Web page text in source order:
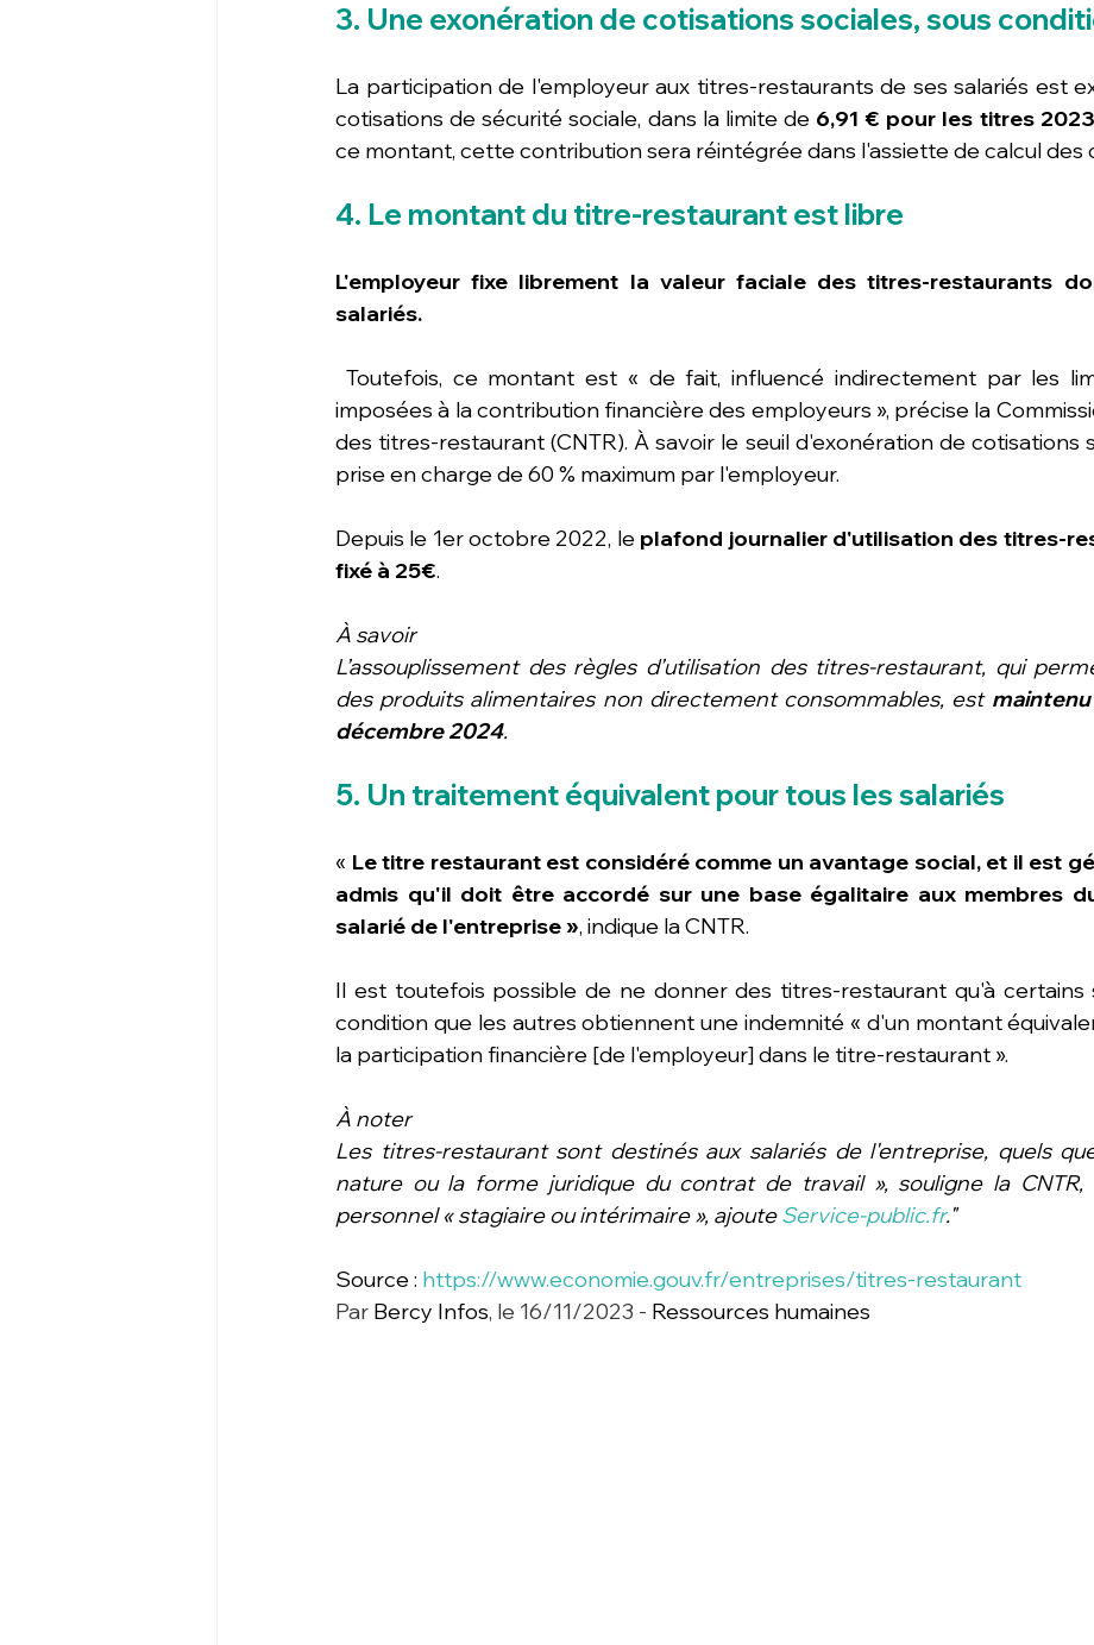
3. Une exonération de cotisations sociales, sous
La participation de l'employeur aux titres-restaurants de ses salariés est
cotisations de sécurité sociale, dans la limite de 6,91 € pour les titres 2023
ce montant, cette contribution sera réintégrée dans l'assiette de calcul des
4. Le montant du titre-restaurant est libre
L'employeur fixe librement la valeur faciale des titres-restaurants
salariés.
imposées à la contribution financière des employeurs », précise la
des titres-restaurant (CNTR). À savoir le seuil d'exonération de cotisations
prise en charge de 60 % maximum par l'employeur.
Depuis le 1er octobre 2022, le plafond journalier d'utilisation des titres-
fixé à 25€.
À savoir
L’assouplissement des règles d’utilisation des titres-restaurant, qui
des produits alimentaires non directement consommables, est maintenu
décembre 2024.
5. Un traitement équivalent pour tous les salariés
« Le titre restaurant est considéré comme un avantage social, et il est
admis qu'il doit être accordé sur une base égalitaire aux membres
salarié de l'entreprise », indique la CNTR.
Il est toutefois possible de ne donner des titres-restaurant qu'à certains
condition que les autres obtiennent une indemnité « d'un montant
la participation financière [de l'employeur] dans le titre-restaurant ».
À noter
Les titres-restaurant sont destinés aux salariés de l'entreprise, quels
nature ou la forme juridique du contrat de travail », souligne la CNTR,
personnel « stagiaire ou intérimaire », ajoute Service-public.fr."
Source : https://www.economie.gouv.fr/entreprises/titres-restaurant
Par Bercy Infos, le 16/11/2023 - Ressources humaines